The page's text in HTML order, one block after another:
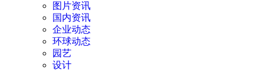
图片资讯
国内资讯
企业动态
环球动态
园艺
设计